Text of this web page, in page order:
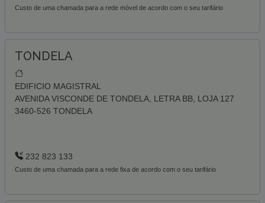
Custo de uma chamada para a rede móvel de acordo com o seu tarifário
TONDELA
EDIFICIO MAGISTRAL
AVENIDA VISCONDE DE TONDELA, LETRA BB, LOJA 127
3460-526 TONDELA
232 823 133
Custo de uma chamada para a rede fixa de acordo com o seu tarifário